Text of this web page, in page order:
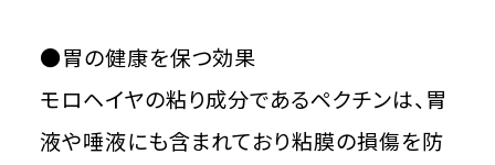
●胃の健康を保つ効果
モロヘイヤの粘り成分であるペクチンは、胃
液や唾液にも含まれており粘膜の損傷を防